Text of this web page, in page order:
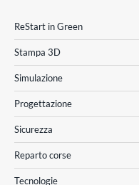
ReStart in Green
Stampa 3D
Simulazione
Progettazione
Sicurezza
Reparto corse
Tecnologie